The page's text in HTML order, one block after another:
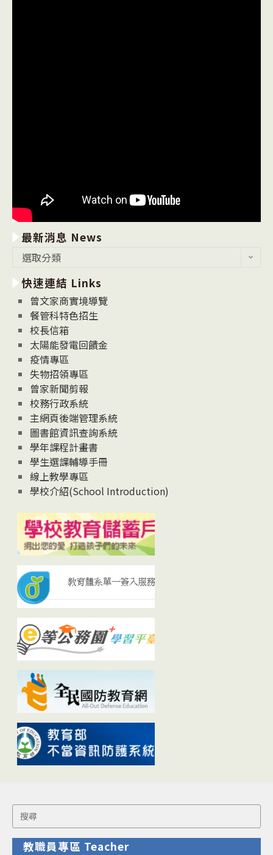
最新消息 News
消
息
News
選取分類
快速連結 Links
曾文家商實境導覽
餐管科特色招生
校長信箱
太陽能發電回饋金
疫情專區
失物招領專區
曾家新聞剪報
校務行政系統
主網頁後端管理系統
圖書館資訊查詢系統
學年課程計畫書
學生選課輔導手冊
線上教學專區
學校介紹(School Introduction)
Search
for:
教職員專區 Teacher